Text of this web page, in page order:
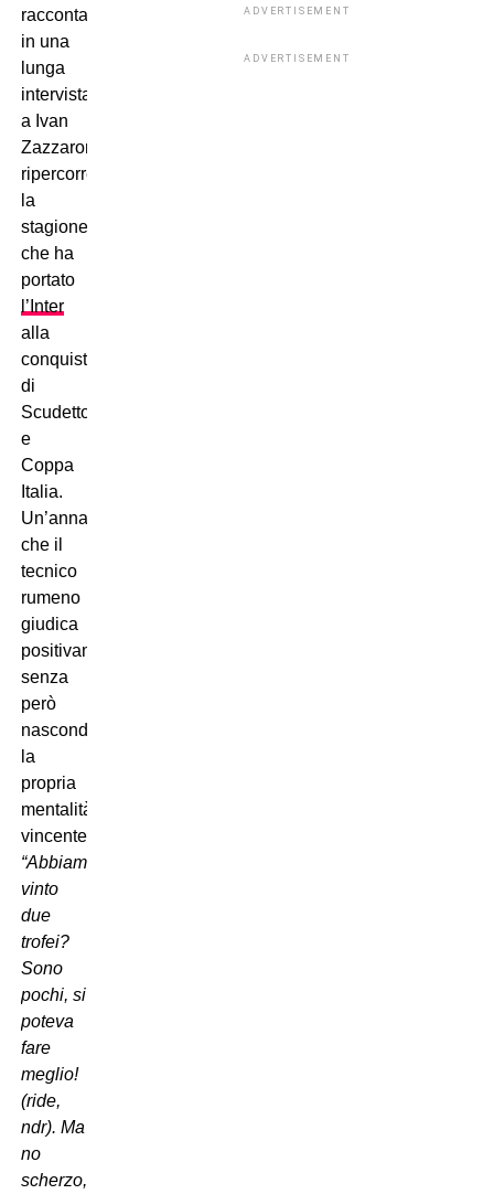
raccontato
in una
lunga
intervista
a Ivan
Zazzaroni,
ripercorrendo
la
stagione
che ha
portato
l’Inter
alla
conquista
di
Scudetto
e
Coppa
Italia.
Un’annata
che il
tecnico
rumeno
giudica
positivamente,
senza
però
nascondere
la
propria
mentalità
vincente:
“Abbiamo
vinto
due
trofei?
Sono
pochi, si
poteva
fare
meglio!
(ride,
ndr). Ma
no
scherzo,
ADVERTISEMENT
ADVERTISEMENT